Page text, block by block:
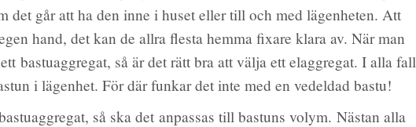
det går att ha den inne i huset eller till och med lägenheten. Att
hand, det kan de allra flesta hemma fixare klara av. När man
bastuaggregat, så är det rätt bra att välja ett elaggregat. I alla fall
i lägenhet. För där funkar det inte med en vedeldad bastu!
så ska det anpassas till bastuns volym. Nästan alla